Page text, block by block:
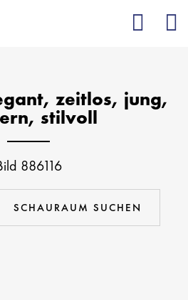
zeitlos, jung,
stilvoll
886116
SCHAURAUM SUCHEN